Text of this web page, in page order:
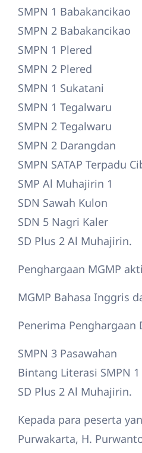
SMPN 1 Babakancikao
SMPN 2 Babakancikao
SMPN 1 Plered
SMPN 2 Plered
SMPN 1 Sukatani
SMPN 1 Tegalwaru
SMPN 2 Tegalwaru
SMPN 2 Darangdan
SMPN SATAP Terpadu
SMP Al Muhajirin 1
SDN Sawah Kulon
SDN 5 Nagri Kaler
SD Plus 2 Al Muhajirin.
Penghargaan MGMP
MGMP Bahasa Inggris
Penerima Penghargaan
SMPN 3 Pasawahan
Bintang Literasi SMPN
SD Plus 2 Al Muhajirin.
Kepada para peserta
Purwakarta, H.